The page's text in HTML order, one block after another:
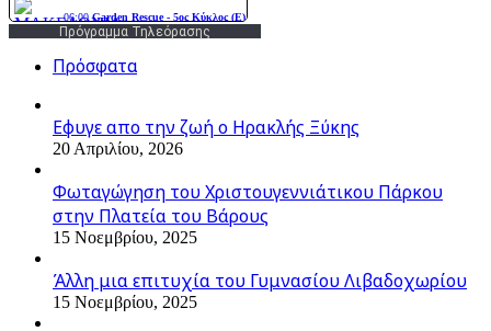
Πρόγραμμα Τηλεόρασης
Πρόσφατα
Εφυγε απο την ζωή o Ηρακλής Ξύκης
20 Απριλίου, 2026
Φωταγώγηση του Χριστουγεννιάτικου Πάρκου
στην Πλατεία του Βάρους
15 Νοεμβρίου, 2025
Άλλη μια επιτυχία του Γυμνασίου Λιβαδοχωρίου
15 Νοεμβρίου, 2025